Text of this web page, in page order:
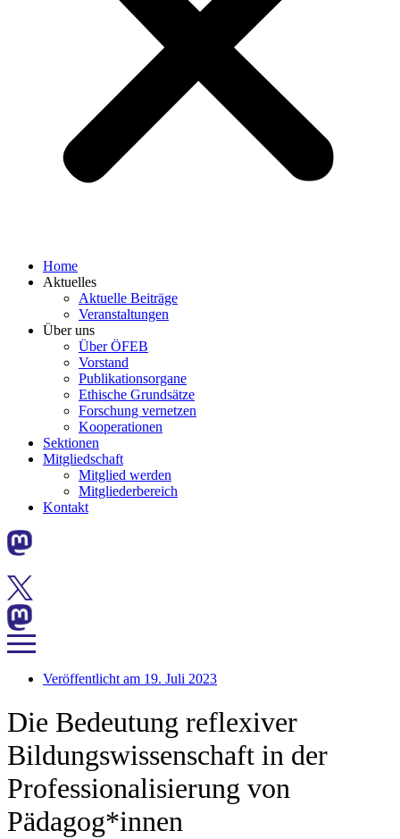
Home
Aktuelles
Aktuelle Beiträge
Veranstaltungen
Über uns
Über ÖFEB
Vorstand
Publikationsorgane
Ethische Grundsätze
Forschung vernetzen
Kooperationen
Sektionen
Mitgliedschaft
Mitglied werden
Mitgliederbereich
Kontakt
Veröffentlicht am 19. Juli 2023
Die Bedeutung reflexiver
Bildungswissenschaft in der
Professionalisierung von
Pädagog*innen